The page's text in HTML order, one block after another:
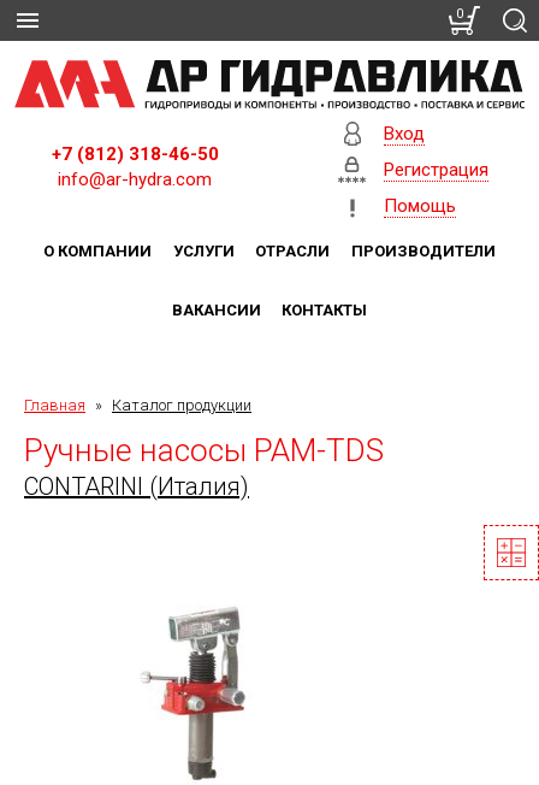
+7 (812) 318-46-50
info@ar-hydra.com
Вход
Регистрация
Помощь
О КОМПАНИИ УСЛУГИ ОТРАСЛИ ПРОИЗВОДИТЕЛИ
ВАКАНСИИ КОНТАКТЫ
Главная » Каталог продукции
Ручные насосы PAM-TDS
CONTARINI (Италия)
0